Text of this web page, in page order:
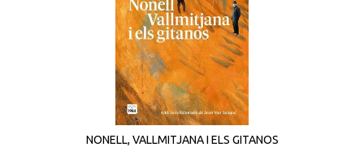
NONELL, VALLMITJANA I ELS GITANOS